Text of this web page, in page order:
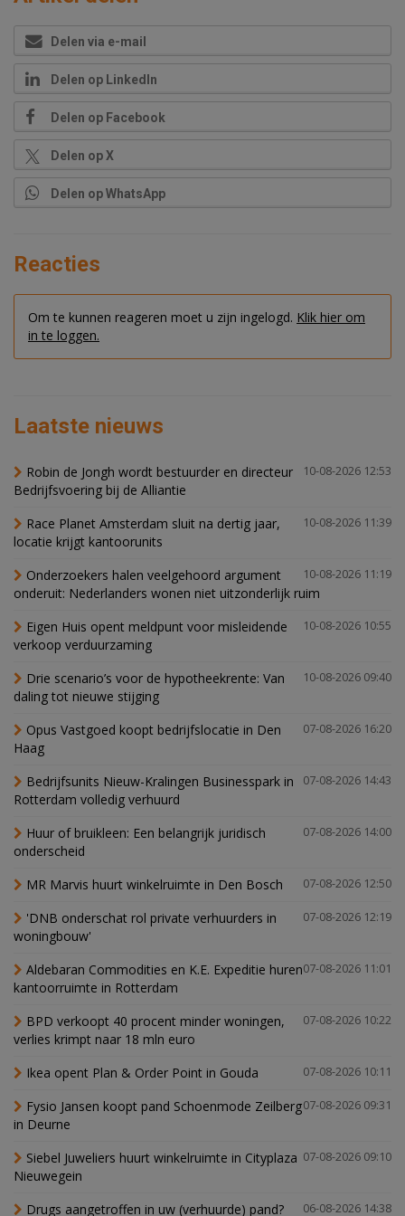
Delen via e-mail
Delen op LinkedIn
Delen op Facebook
Delen op X
Delen op WhatsApp
Reacties
Om te kunnen reageren moet u zijn ingelogd. Klik hier om
in te loggen.
Laatste nieuws
10-08-2026 12:53
Robin de Jongh wordt bestuurder en directeur
Bedrijfsvoering bij de Alliantie
10-08-2026 11:39
Race Planet Amsterdam sluit na dertig jaar,
locatie krijgt kantoorunits
10-08-2026 11:19
Onderzoekers halen veelgehoord argument
onderuit: Nederlanders wonen niet uitzonderlijk ruim
10-08-2026 10:55
Eigen Huis opent meldpunt voor misleidende
verkoop verduurzaming
10-08-2026 09:40
Drie scenario’s voor de hypotheekrente: Van
daling tot nieuwe stijging
07-08-2026 16:20
Opus Vastgoed koopt bedrijfslocatie in Den
Haag
07-08-2026 14:43
Bedrijfsunits Nieuw-Kralingen Businesspark in
Rotterdam volledig verhuurd
07-08-2026 14:00
Huur of bruikleen: Een belangrijk juridisch
onderscheid
07-08-2026 12:50
MR Marvis huurt winkelruimte in Den Bosch
07-08-2026 12:19
'DNB onderschat rol private verhuurders in
woningbouw'
07-08-2026 11:01
Aldebaran Commodities en K.E. Expeditie huren
kantoorruimte in Rotterdam
07-08-2026 10:22
BPD verkoopt 40 procent minder woningen,
verlies krimpt naar 18 mln euro
07-08-2026 10:11
Ikea opent Plan & Order Point in Gouda
07-08-2026 09:31
Fysio Jansen koopt pand Schoenmode Zeilberg
in Deurne
07-08-2026 09:10
Siebel Juweliers huurt winkelruimte in Cityplaza
Nieuwegein
06-08-2026 14:38
Drugs aangetroffen in uw (verhuurde) pand?